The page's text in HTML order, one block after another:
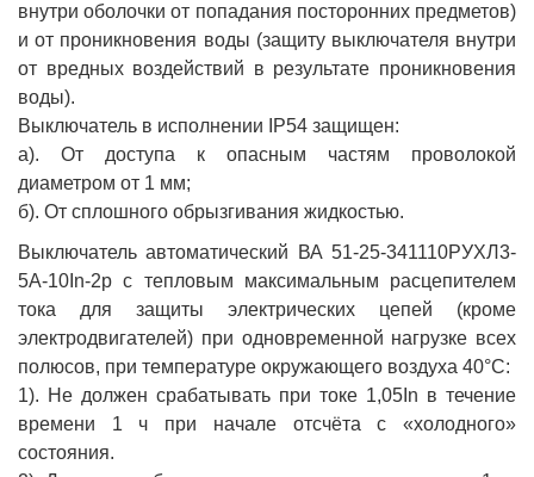
внутри оболочки от попадания посторонних предметов)
и от проникновения воды (защиту выключателя внутри
от вредных воздействий в результате проникновения
воды).
Выключатель в исполнении IP54 защищен:
а). От доступа к опасным частям проволокой
диаметром от 1 мм;
б). От сплошного обрызгивания жидкостью.
Выключатель автоматический ВА 51-25-341110РУХЛ3-
5А-10In-2р с тепловым максимальным расцепителем
тока для защиты электрических цепей (кроме
электродвигателей) при одновременной нагрузке всех
полюсов, при температуре окружающего воздуха 40°С:
1). Не должен срабатывать при токе 1,05In в течение
времени 1 ч при начале отсчёта с «холодного»
состояния.